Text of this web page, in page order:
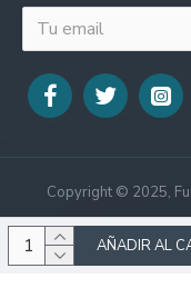
AÑADIR AL
Copyright © 2025,